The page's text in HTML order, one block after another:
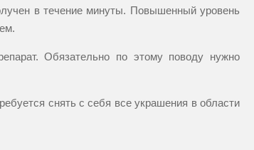
в течение минуты. Повышенный уровень
Обязательно по этому поводу нужно
снять с себя все украшения в области